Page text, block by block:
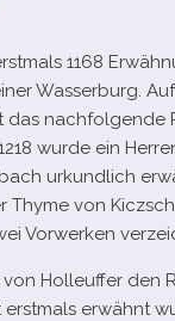
1168
Wasserburg.
das nach­fol­gende
wurde ein
urkund­lich
Thyme von
Vorwerken
von Holleuffer den
erst­mals erwähnt